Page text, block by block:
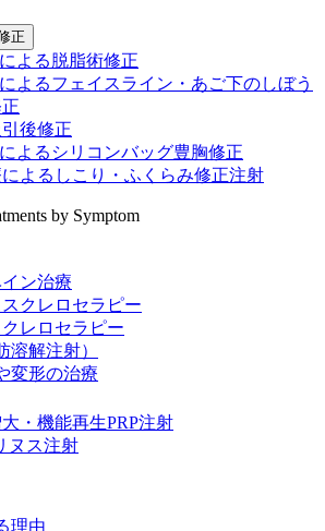
正
よる脱脂術修正
よるフェイスライン・あご下のしぼう
後修正
よるシリコンバッグ豊胸修正
よるしこり・ふくらみ修正注射
by Symptom
ン治療
クレロセラピー
レロセラピー
溶解注射）
変形の治療
・機能再生PRP注射
ヌス注射
理由